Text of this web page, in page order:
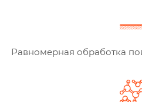
Равномерная обработка